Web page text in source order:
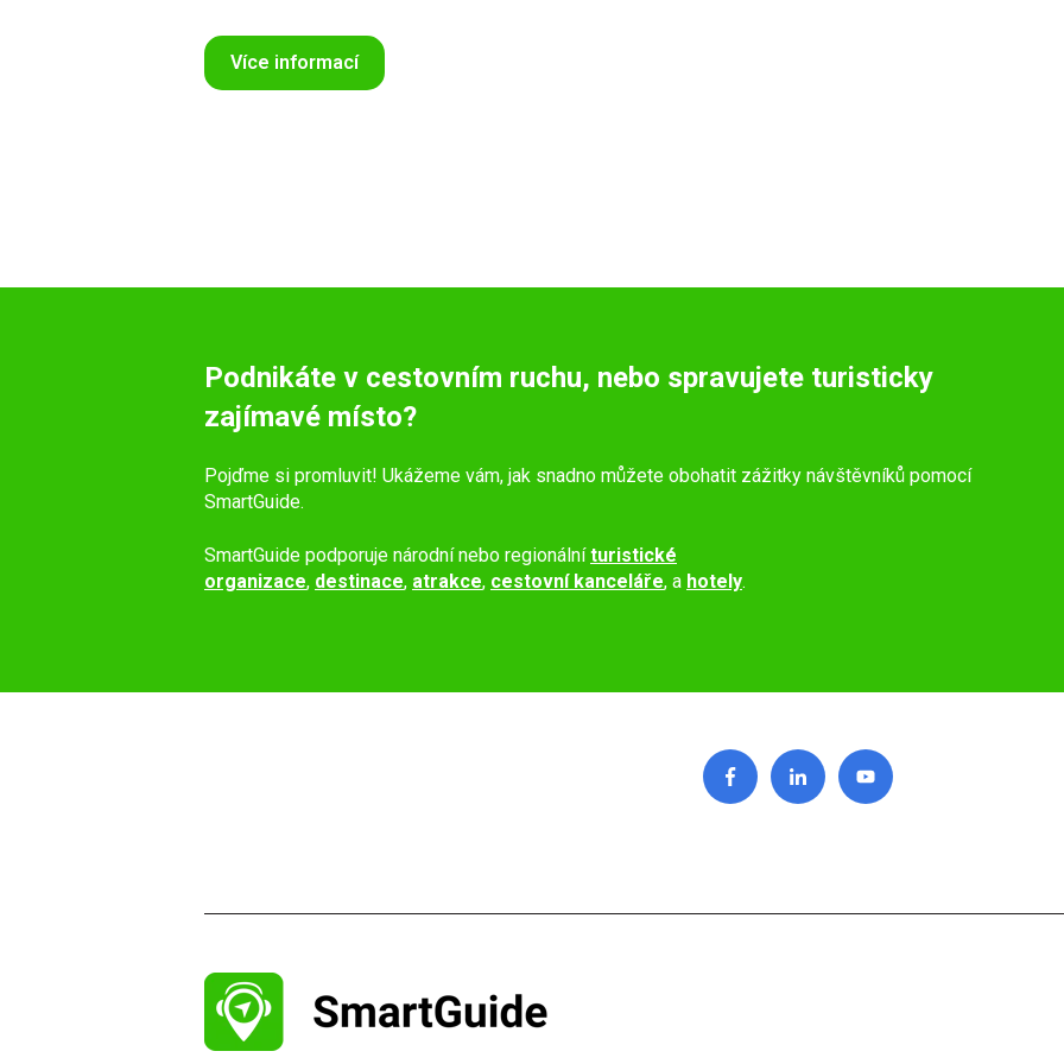
Více informací
Podnikáte v cestovním ruchu, nebo spravujete turisticky
zajímavé místo?
Pojďme si promluvit! Ukážeme vám, jak snadno můžete obohatit zážitky návštěvníků pomocí
SmartGuide.
SmartGuide podporuje národní nebo regionálníturistické
organizace, destinace, atrakce, cestovní kanceláře, a hotely.